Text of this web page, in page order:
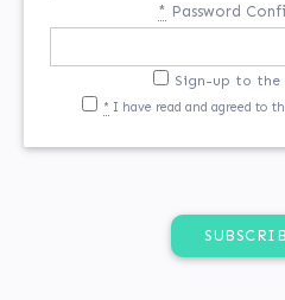
* Password
Sign-up to the
* I have read and agreed to